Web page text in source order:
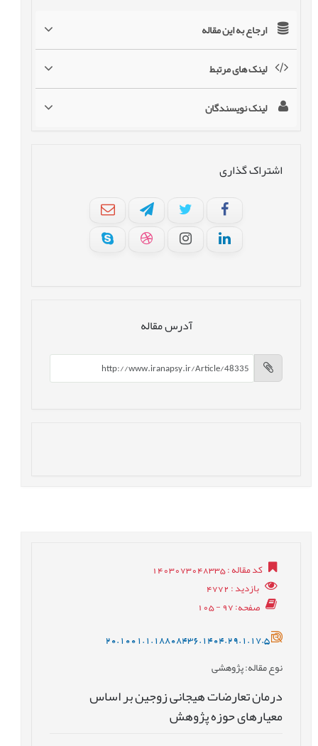
ارجاع به این مقاله
لینک های مرتبط
لینک نویسندگان
اشتراک گذاری
آدرس مقاله
کد مقاله: 1403073048335
بازدید: 4772
صفحه: 97 - 105
20.1001.1.18808436.1404.29.1.17.5
نوع مقاله: پژوهشی
درمان تعارضات هیجانی زوجین بر اساس
معیارهای حوزه پژوهش